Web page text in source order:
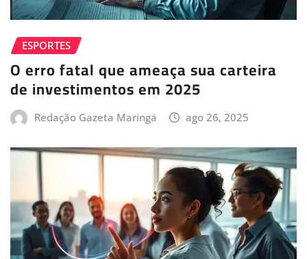
ESPORTES
O erro fatal que ameaça sua carteira
de investimentos em 2025
Redação Gazeta Maringá ago 26, 2025